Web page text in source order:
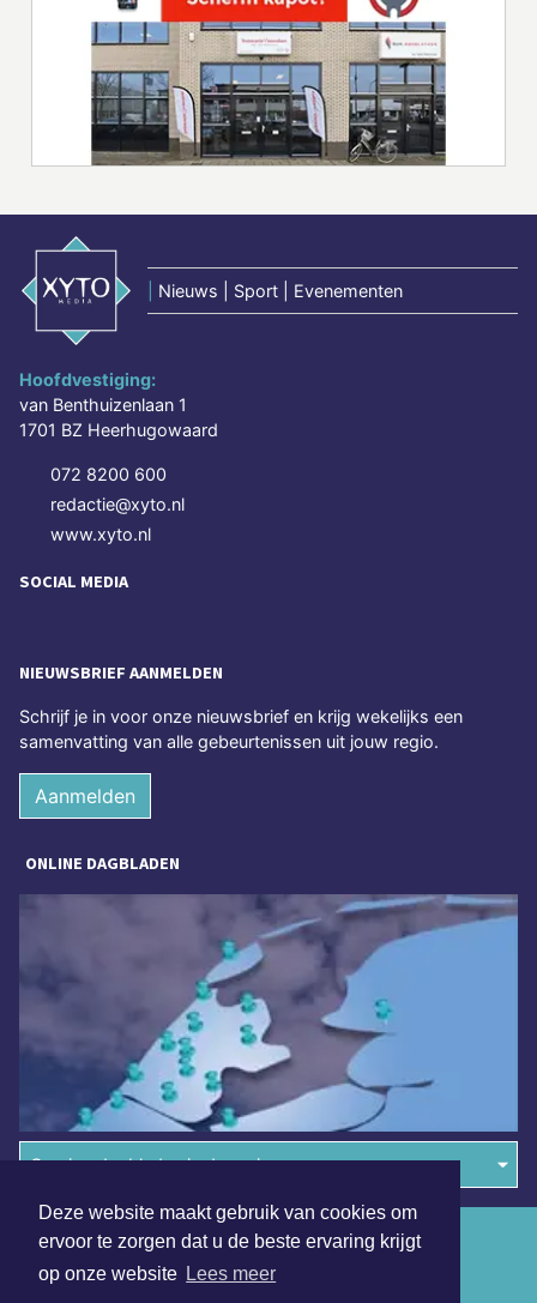
Deze website maakt gebruik van cookies om
ervoor te zorgen dat u de beste ervaring krijgt
op onze website Lees meer
Nieuws | Sport | Evenementen
Hoofdvestiging:
van Benthuizenlaan 1
1701 BZ Heerhugowaard
072 8200 600
redactie@xyto.nl
www.xyto.nl
SOCIAL MEDIA
NIEUWSBRIEF AANMELDEN
Schrijf je in voor onze nieuwsbrief en krijg wekelijks een
samenvatting van alle gebeurtenissen uit jouw regio.
Aanmelden
ONLINE DAGBLADEN
Overige dagbladen in de regio
Algemene voorwaarden
Disclaimer